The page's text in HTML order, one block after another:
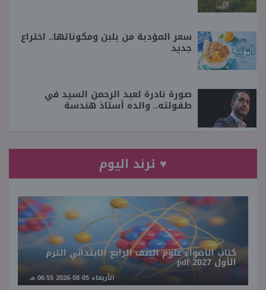
سعر المؤدبة من بلبن ومكوناتها.. اختراع
جديد
صورة نادرة لعبد الرحمن السيد في
طفولته.. والده أستاذ هندسة
♥ ترند اليوم
كتاب الأضواء علوم الصف الرابع الابتدائي الترم
الأول 2027 pdf
الأربعاء 05-08-2026 06:55 مـ